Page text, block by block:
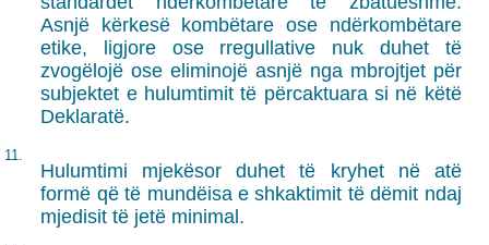
Asnjë kërkesë kombëtare ose ndërkombëtare
etike, ligjore ose rregullative nuk duhet të
zvogëlojë ose eliminojë asnjë nga mbrojtjet për
subjektet e hulumtimit të përcaktuara si në këtë
Deklaratë.
11.
Hulumtimi mjekësor duhet të kryhet në atë
formë që të mundëisa e shkaktimit të dëmit ndaj
mjedisit të jetë minimal.